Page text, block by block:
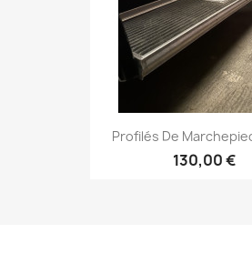
Profilés De
130,00 €